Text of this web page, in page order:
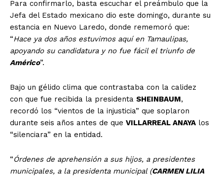
Para confirmarlo, basta escuchar el preámbulo que la
Jefa del Estado mexicano dio este domingo, durante su
estancia en Nuevo Laredo, donde rememoró que:
“Hace ya dos años estuvimos aquí en Tamaulipas,
apoyando su candidatura y no fue fácil el triunfo de
Américo”.
Bajo un gélido clima que contrastaba con la calidez
con que fue recibida la presidenta SHEINBAUM,
recordó los “vientos de la injusticia” que soplaron
durante seis años antes de que VILLARREAL ANAYA los
“silenciara” en la entidad.
“Órdenes de aprehensión a sus hijos, a presidentes
municipales, a la presidenta municipal (CARMEN LILIA